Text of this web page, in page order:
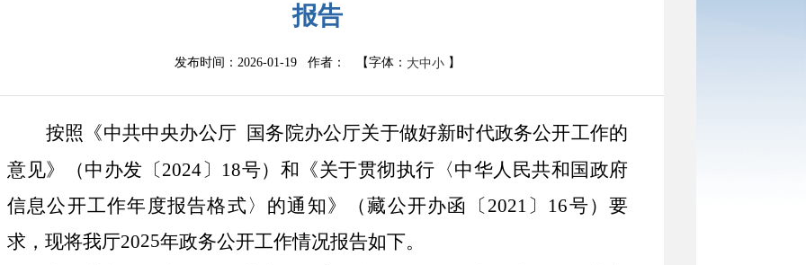
报告
发布时间：2026-01-19 作者： 【字体： 大中小 】
按照《中共中央办公厅 国务院办公厅关于做好新时代政务公开工作的
意见》（中办发〔2024〕 18号）和《关于贯彻执行〈中华人民共和国政府
信息公开工作年度报告格式〉的通知》（藏公开办函〔 2021 〕 16号）要
求，现将我厅2025年政务公开工作情况报告如下。